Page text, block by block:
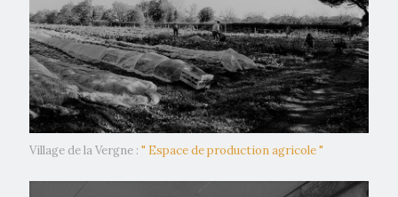
Village de la Vergne : " Espace de production agricole "